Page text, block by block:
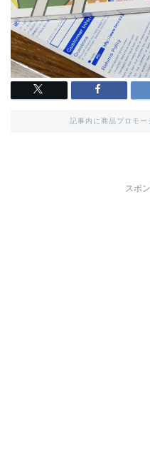
記事内に商品プロモー
スポ